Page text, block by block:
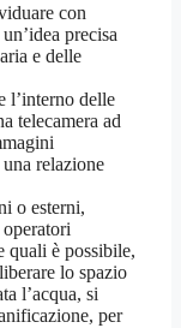
con
precisa
e delle
l’interno delle
telecamera ad
relazione
o esterni,
quali è possibile,
lo spazio
l’acqua, si
per